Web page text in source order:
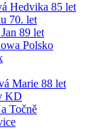
Hedvika 85 let
70. let
89 let
Polsko
Marie 88 let
KD
Točně